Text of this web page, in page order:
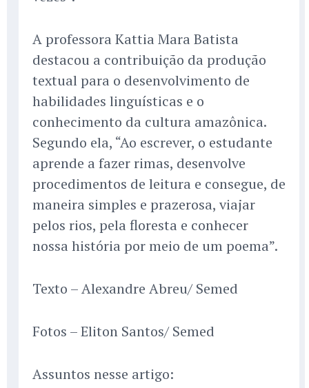
A professora Kattia Mara Batista
destacou a contribuição da produção
textual para o desenvolvimento de
habilidades linguísticas e o
conhecimento da cultura amazônica.
Segundo ela, “Ao escrever, o estudante
aprende a fazer rimas, desenvolve
procedimentos de leitura e consegue, de
maneira simples e prazerosa, viajar
pelos rios, pela floresta e conhecer
nossa história por meio de um poema”.
Texto – Alexandre Abreu/ Semed
Fotos – Eliton Santos/ Semed
Assuntos nesse artigo: